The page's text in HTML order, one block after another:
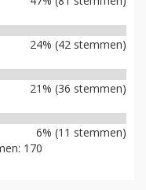
24% (42 stemmen)
21% (36 stemmen)
6% (11 stemmen)
170